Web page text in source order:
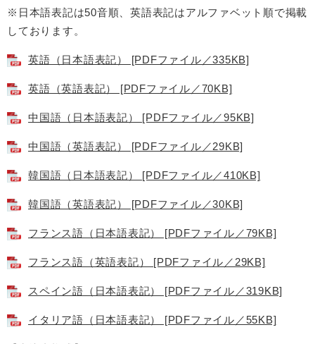
※日本語表記は50音順、英語表記はアルファベット順で掲載
しております。
英語（日本語表記） [PDFファイル／335KB]
英語（英語表記） [PDFファイル／70KB]
中国語（日本語表記） [PDFファイル／95KB]
中国語（英語表記） [PDFファイル／29KB]
韓国語（日本語表記） [PDFファイル／410KB]
韓国語（英語表記） [PDFファイル／30KB]
フランス語（日本語表記） [PDFファイル／79KB]
フランス語（英語表記） [PDFファイル／29KB]
スペイン語（日本語表記） [PDFファイル／319KB]
イタリア語（日本語表記） [PDFファイル／55KB]